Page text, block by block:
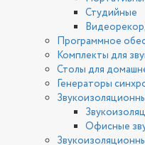
Студийные
Программное
Комплекты для
Столы для
Генераторы
Офисные